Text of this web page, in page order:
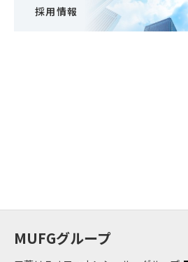
採用情報
MUFGグループ